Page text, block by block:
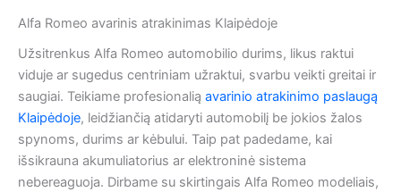
Alfa Romeo avarinis atrakinimas Klaipėdoje
Užsitrenkus Alfa Romeo automobilio durims, likus raktui
viduje ar sugedus centriniam užraktui, svarbu veikti greitai ir
saugiai. Teikiame profesionalią avarinio atrakinimo paslaugą
Klaipėdoje, leidžiančią atidaryti automobilį be jokios žalos
spynoms, durims ar kėbului. Taip pat padedame, kai
išsikrauna akumuliatorius ar elektroninė sistema
nebereaguoja. Dirbame su skirtingais Alfa Romeo modeliais,